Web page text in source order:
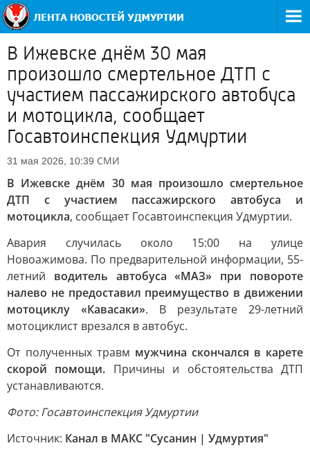
В Ижевске днём 30 мая
произошло смертельное ДТП с
участием пассажирского автобуса
и мотоцикла, сообщает
Госавтоинспекция Удмуртии
31 мая 2026, 10:39 СМИ
В Ижевске днём 30 мая произошло смертельное
ДТП с участием пассажирского автобуса и
мотоцикла, сообщает Госавтоинспекция Удмуртии.
Авария случилась около 15:00 на улице
Новоажимова. По предварительной информации, 55-
летний водитель автобуса «МАЗ» при повороте
налево не предоставил преимущество в движении
мотоциклу «Кавасаки». В результате 29-летний
мотоциклист врезался в автобус.
От полученных травм мужчина скончался в карете
скорой помощи. Причины и обстоятельства ДТП
устанавливаются.
Фото: Госавтоинспекция Удмуртии
Источник: Канал в МАКС "Сусанин | Удмуртия"